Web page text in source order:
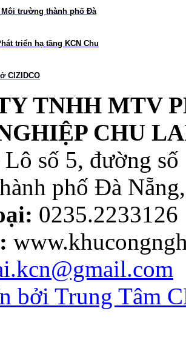
trường thành phố Đà
triển hạ tầng KCN Chu
CIZIDCO
TNHH MTV
CHU
Lô số 5, đường
phố Đà
0235.2233126
bởi Trung Tâm